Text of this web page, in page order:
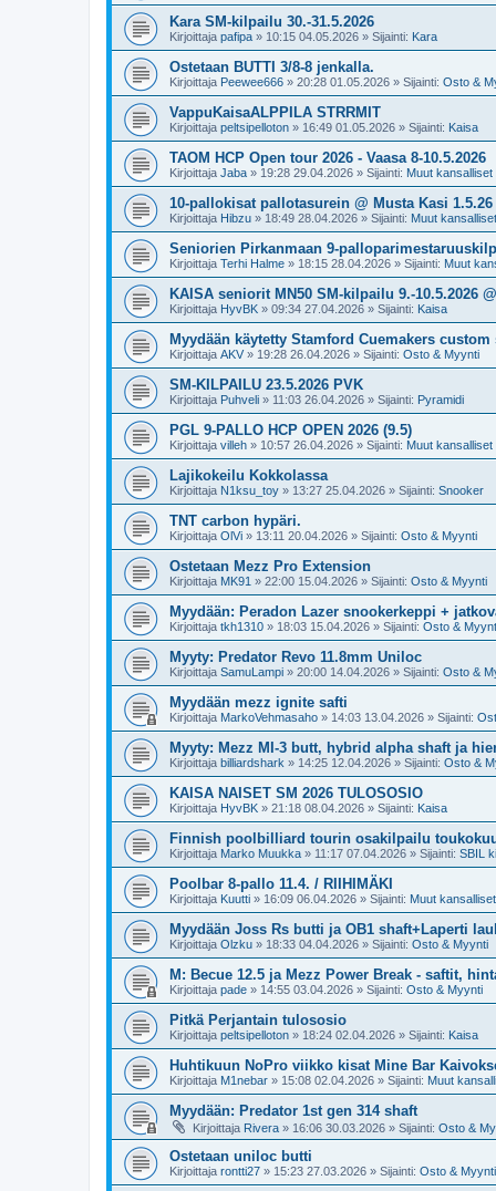
Kara SM-kilpailu 30.-31.5.2026
Kirjoittaja pafipa » 10:15 04.05.2026 » Sijainti: Kara
Ostetaan BUTTI 3/8-8 jenkalla.
Kirjoittaja Peewee666 » 20:28 01.05.2026 » Sijainti: Osto &
VappuKaisaALPPILA STRRMIT
Kirjoittaja peltsipelloton » 16:49 01.05.2026 » Sijainti: Kaisa
TAOM HCP Open tour 2026 - Vaasa 8-10.5.2026
Kirjoittaja Jaba » 19:28 29.04.2026 » Sijainti: Muut kansalliset
10-pallokisat pallotasurein @ Musta Kasi 1.5.26
Kirjoittaja Hibzu » 18:49 28.04.2026 » Sijainti: Muut
Seniorien Pirkanmaan 9-
Kirjoittaja Terhi Halme » 18:15 28.04.2026 » Sijainti: Muut
KAISA seniorit MN50 SM-kilpailu 9.-10.5.2026
Kirjoittaja HyvBK » 09:34 27.04.2026 » Sijainti: Kaisa
Myydään käytetty Stamford Cuemakers
Kirjoittaja AKV » 19:28 26.04.2026 » Sijainti: Osto & Myynti
SM-KILPAILU 23.5.2026 PVK
Kirjoittaja Puhveli » 11:03 26.04.2026 » Sijainti: Pyramidi
PGL 9-PALLO HCP OPEN 2026 (9.5)
Kirjoittaja villeh » 10:57 26.04.2026 » Sijainti: Muut kansalliset
Lajikokeilu Kokkolassa
Kirjoittaja N1ksu_toy » 13:27 25.04.2026 » Sijainti: Snooker
TNT carbon hypäri.
Kirjoittaja OlVi » 13:11 20.04.2026 » Sijainti: Osto & Myynti
Ostetaan Mezz Pro Extension
Kirjoittaja MK91 » 22:00 15.04.2026 » Sijainti: Osto & Myynti
Myydään: Peradon Lazer snookerkeppi +
Kirjoittaja tkh1310 » 18:03 15.04.2026 » Sijainti: Osto &
Myyty: Predator Revo 11.8mm Uniloc
Kirjoittaja SamuLampi » 20:00 14.04.2026 » Sijainti: Osto &
Myydään mezz ignite safti
Kirjoittaja MarkoVehmasaho » 14:03 13.04.2026 » Sijainti:
Myyty: Mezz MI-3 butt, hybrid alpha shaft ja
Kirjoittaja billiardshark » 14:25 12.04.2026 » Sijainti: Osto &
KAISA NAISET SM 2026 TULOSOSIO
Kirjoittaja HyvBK » 21:18 08.04.2026 » Sijainti: Kaisa
Finnish poolbilliard tourin osakilpailu
Kirjoittaja Marko Muukka » 11:17 07.04.2026 » Sijainti: SBIL
Poolbar 8-pallo 11.4. / RIIHIMÄKI
Kirjoittaja Kuutti » 16:09 06.04.2026 » Sijainti: Muut
Myydään Joss Rs butti ja OB1 shaft+Laperti
Kirjoittaja Olzku » 18:33 04.04.2026 » Sijainti: Osto & Myynti
M: Becue 12.5 ja Mezz Power Break - saftit,
Kirjoittaja pade » 14:55 03.04.2026 » Sijainti: Osto & Myynti
Pitkä Perjantain tulososio
Kirjoittaja peltsipelloton » 18:24 02.04.2026 » Sijainti: Kaisa
Huhtikuun NoPro viikko kisat Mine Bar
Kirjoittaja M1nebar » 15:08 02.04.2026 » Sijainti: Muut
Myydään: Predator 1st gen 314 shaft
Kirjoittaja Rivera » 16:06 30.03.2026 » Sijainti: Osto &
Ostetaan uniloc butti
Kirjoittaja rontti27 » 15:23 27.03.2026 » Sijainti: Osto & Myynti